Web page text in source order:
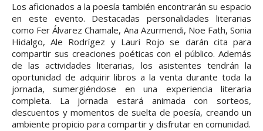
Los aficionados a la poesía también encontrarán su espacio
en este evento. Destacadas personalidades literarias
como Fer Álvarez Chamale, Ana Azurmendi, Noe Fath, Sonia
Hidalgo, Ale Rodrígez y Lauri Rojo se darán cita para
compartir sus creaciones poéticas con el público. Además
de las actividades literarias, los asistentes tendrán la
oportunidad de adquirir libros a la venta durante toda la
jornada, sumergiéndose en una experiencia literaria
completa. La jornada estará animada con sorteos,
descuentos y momentos de suelta de poesía, creando un
ambiente propicio para compartir y disfrutar en comunidad.